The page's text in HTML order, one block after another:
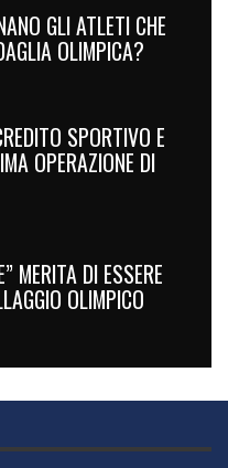
GLI ATLETI CHE
OLIMPICA?
SPORTIVO E
OPERAZIONE DI
MERITA DI ESSERE
OLIMPICO